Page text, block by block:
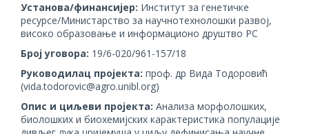
Установа/финансијер: Институт за генетичке
ресурсе/Министарство за научнотехнолошки развој,
високо образовање и информационо друштво РС
Број уговора: 19/6-020/961-157/18
Руководилац пројекта: проф. др Вида Тодоровић
(vida.todorovic@agro.unibl.org)
Опис и циљеви пројекта: Анализа морфолошких,
биолошких и биохемијских карактеристика популације